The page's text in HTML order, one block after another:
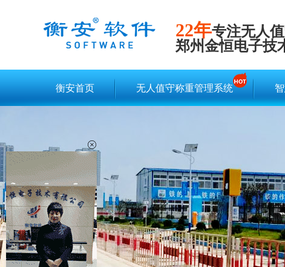
22年专注无人
郑州金恒电子技
衡安首页 无人值守称重管理系统